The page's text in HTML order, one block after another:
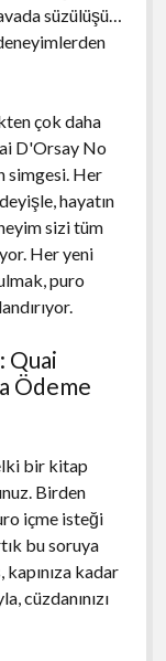
süzülüşü…
çok daha
D'Orsay No
simgesi. Her
hayatın
sizi tüm
Her yeni
puro
Quai
Ödeme
bir kitap
Birden
içme isteği
bu soruya
kadar
cüzdanınızı